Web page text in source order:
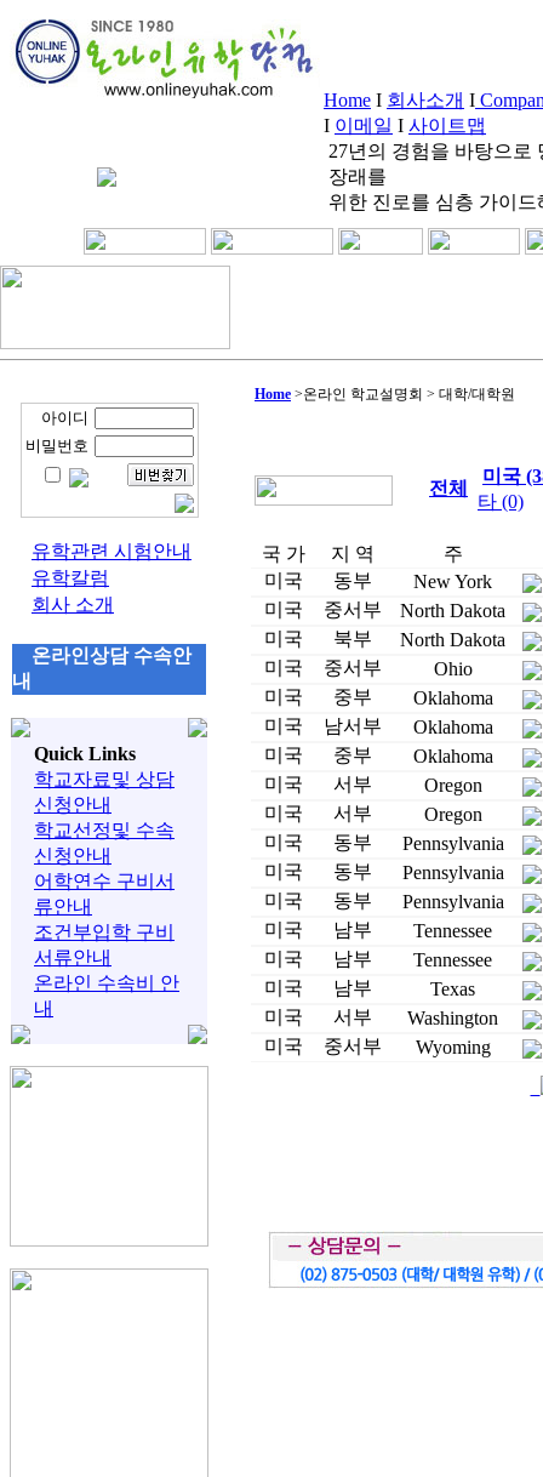
Home I 회사소개 I
I 이메일 I 사이트맵
27년의 경험을 바탕으로
장래를
위한 진로를 심층 가이드
아이디
비밀번호
유학관련 시험안내
유학칼럼
회사 소개
온라인상담 수속안
내
Quick Links
학교자료및 상담
신청안내
학교선정및 수속
신청안내
어학연수 구비서
류안내
조건부입학 구비
서류안내
온라인 수속비 안
내
Home >온라인 학교설명회 > 대학/대학원
전체
미국
타 (0)
국 가 지 역
주
미국
동부
New York
미국
중서부
North Dakota
미국
북부
North Dakota
미국
중서부
Ohio
미국
중부
Oklahoma
미국
남서부
Oklahoma
미국
중부
Oklahoma
미국
서부
Oregon
미국
서부
Oregon
미국
동부
Pennsylvania
미국
동부
Pennsylvania
미국
동부
Pennsylvania
미국
남부
Tennessee
미국
남부
Tennessee
미국
남부
Texas
미국
서부
Washington
미국
중서부 Wyoming